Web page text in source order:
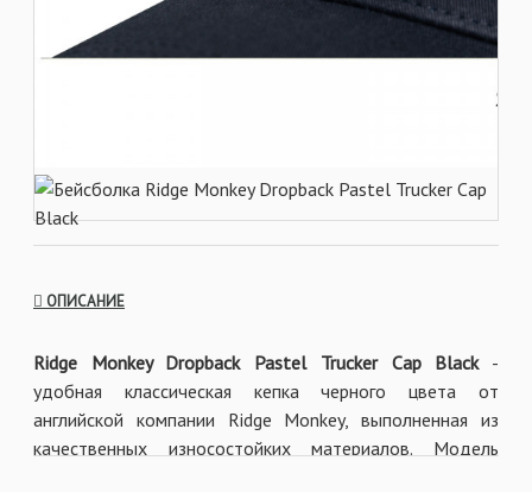
ОПИСАНИЕ
Ridge Monkey Dropback Pastel Trucker Cap Black-
удобная классическая кепка черного цвета от
английской компании Ridge Monkey, выполненная из
качественных износостойких материалов. Модель